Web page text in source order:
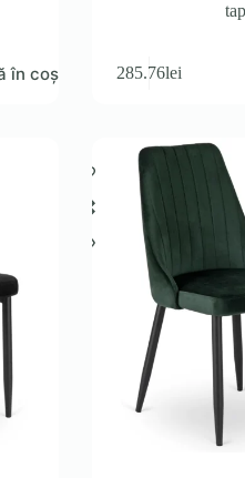
în coș 285.76lei